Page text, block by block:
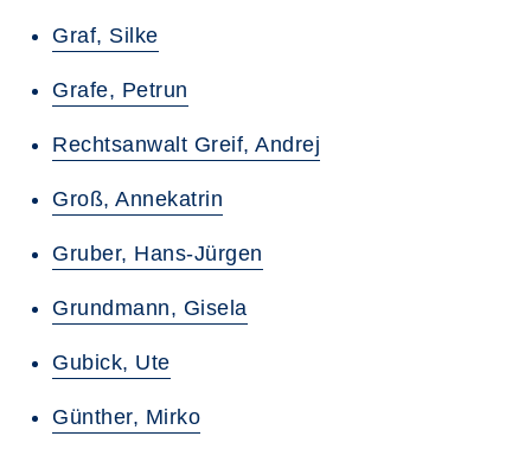
Graf, Silke
Grafe, Petrun
Rechtsanwalt Greif, Andrej
Groß, Annekatrin
Gruber, Hans-Jürgen
Grundmann, Gisela
Gubick, Ute
Günther, Mirko